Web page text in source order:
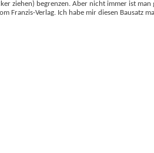
ziehen) begrenzen. Aber nicht immer ist
Verlag. Ich habe mir diesen Bausatz